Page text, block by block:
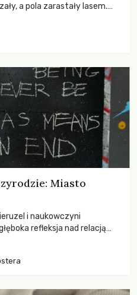
a pola zarastały lasem.
dziejach.
Miasto
i naukowczyni
refleksja nad relacją